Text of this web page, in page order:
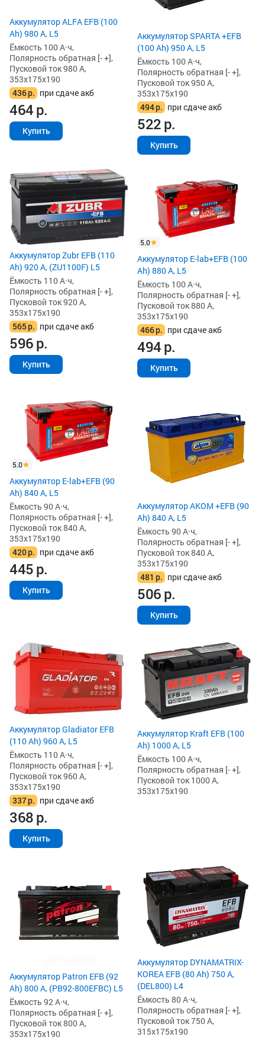
Аккумулятор ALFA EFB (100
Ah) 980 А, L5
Ёмкость 100 А·ч,
Полярность обратная [- +],
Пусковой ток 980 А,
353x175x190
436р. при сдаче акб
464р.
Купить
Аккумулятор SPARTA +EFB
(100 Ah) 950 А, L5
Ёмкость 100 А·ч,
Полярность обратная [- +],
Пусковой ток 950 А,
353x175x190
494р. при сдаче акб
522р.
Купить
Аккумулятор Zubr EFB (110
Ah) 920 А, (ZU1100F) L5
Ёмкость 110 А·ч,
Полярность обратная [- +],
Пусковой ток 920 А,
353x175x190
565р. при сдаче акб
596р.
Купить
5.0
Аккумулятор E-lab+EFB (100
Ah) 880 А, L5
Ёмкость 100 А·ч,
Полярность обратная [- +],
Пусковой ток 880 А,
353x175x190
466р. при сдаче акб
494р.
Купить
5.0
Аккумулятор E-lab+EFB (90
Ah) 840 А, L5
Ёмкость 90 А·ч,
Полярность обратная [- +],
Пусковой ток 840 А,
353x175x190
420р. при сдаче акб
445р.
Купить
Аккумулятор AKOM +EFB (90
Ah) 840 А, L5
Ёмкость 90 А·ч,
Полярность обратная [- +],
Пусковой ток 840 А,
353x175x190
481 р. при сдаче акб
506р.
Купить
Аккумулятор Gladiator EFB
(110 Ah) 960 А, L5
Ёмкость 110 А·ч,
Полярность обратная [- +],
Пусковой ток 960 А,
353x175x190
337р. при сдаче акб
368р.
Купить
Аккумулятор Kraft EFB (100
Ah) 1000 А, L5
Ёмкость 100 А·ч,
Полярность обратная [- +],
Пусковой ток 1000 А,
353x175x190
Аккумулятор Patron EFB (92
Ah) 800 А, (PB92-800EFBC) L5
Ёмкость 92 А·ч,
Полярность обратная [- +],
Пусковой ток 800 А,
353x175x190
Аккумулятор DYNAMATRIX-
KOREA EFB (80 Ah) 750 А,
(DEL800) L4
Ёмкость 80 А·ч,
Полярность обратная [- +],
Пусковой ток 750 А,
315x175x190